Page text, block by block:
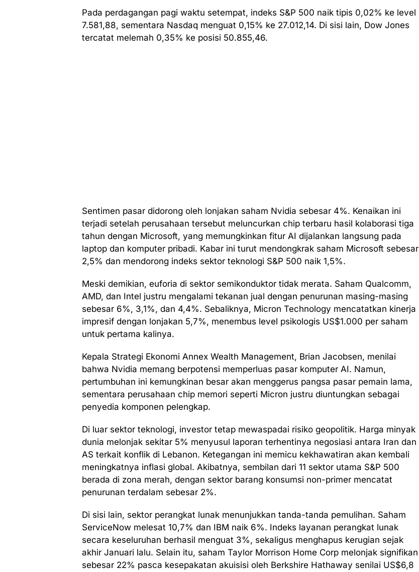
Pada perdagangan pagi waktu setempat, indeks S&P 500 naik tipis 0,02% ke level
7.581,88, sementara Nasdaq menguat 0,15% ke 27.012,14. Di sisi lain, Dow Jones
tercatat melemah 0,35% ke posisi 50.855,46.
Sentimen pasar didorong oleh lonjakan saham Nvidia sebesar 4%. Kenaikan ini
terjadi setelah perusahaan tersebut meluncurkan chip terbaru hasil kolaborasi tiga
tahun dengan Microsoft, yang memungkinkan fitur AI dijalankan langsung pada
laptop dan komputer pribadi. Kabar ini turut mendongkrak saham Microsoft sebesar
2,5% dan mendorong indeks sektor teknologi S&P 500 naik 1,5%.
Meski demikian, euforia di sektor semikonduktor tidak merata. Saham Qualcomm,
AMD, dan Intel justru mengalami tekanan jual dengan penurunan masing-masing
sebesar 6%, 3,1%, dan 4,4%. Sebaliknya, Micron Technology mencatatkan kinerja
impresif dengan lonjakan 5,7%, menembus level psikologis US$1.000 per saham
untuk pertama kalinya.
Kepala Strategi Ekonomi Annex Wealth Management, Brian Jacobsen, menilai
bahwa Nvidia memang berpotensi memperluas pasar komputer AI. Namun,
pertumbuhan ini kemungkinan besar akan menggerus pangsa pasar pemain lama,
sementara perusahaan chip memori seperti Micron justru diuntungkan sebagai
penyedia komponen pelengkap.
Di luar sektor teknologi, investor tetap mewaspadai risiko geopolitik. Harga minyak
dunia melonjak sekitar 5% menyusul laporan terhentinya negosiasi antara Iran dan
AS terkait konflik di Lebanon. Ketegangan ini memicu kekhawatiran akan kembali
meningkatnya inflasi global. Akibatnya, sembilan dari 11 sektor utama S&P 500
berada di zona merah, dengan sektor barang konsumsi non-primer mencatat
penurunan terdalam sebesar 2%.
Di sisi lain, sektor perangkat lunak menunjukkan tanda-tanda pemulihan. Saham
ServiceNow melesat 10,7% dan IBM naik 6%. Indeks layanan perangkat lunak
secara keseluruhan berhasil menguat 3%, sekaligus menghapus kerugian sejak
akhir Januari lalu. Selain itu, saham Taylor Morrison Home Corp melonjak signifikan
sebesar 22% pasca kesepakatan akuisisi oleh Berkshire Hathaway senilai US$6,8